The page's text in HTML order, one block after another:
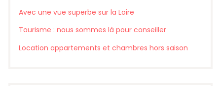
Avec une vue superbe sur la Loire
Tourisme : nous sommes là pour conseiller
Location appartements et chambres hors saison